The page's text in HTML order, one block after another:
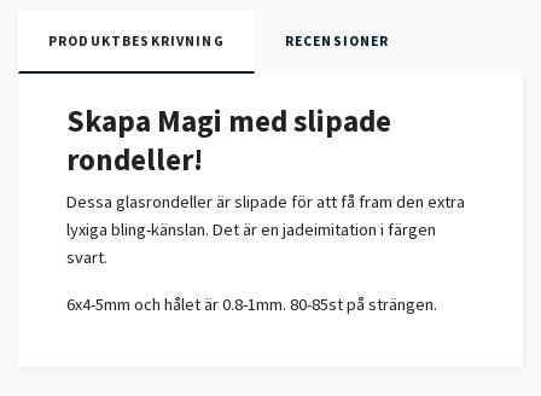
PRODUKTBESKRIVNING RECENSIONER
Skapa Magi med slipade
rondeller!
Dessa glasrondeller är slipade för att få fram den extra
lyxiga bling-känslan. Det är en jadeimitation i färgen
svart.
6x4-5mm och hålet är 0.8-1mm. 80-85st på strängen.